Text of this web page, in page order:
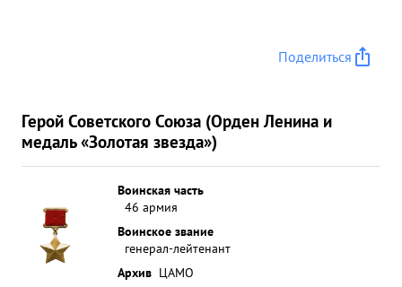
Поделиться
Герой Советского Союза (Орден Ленина и
медаль «Золотая звезда»)
Воинская часть
46 армия
Воинское звание
генерал-лейтенант
Архив ЦАМО